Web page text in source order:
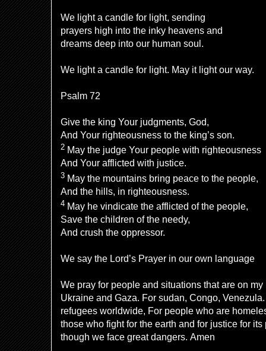
We light a candle for light, sending
prayers high into the inky heavens and
dreams deep into our human soul.
We light a candle for light. May it light our way.
Psalm 72
Give the king Your judgments, God,
And Your righteousness to the king’s son.
2 May the judge Your people with righteousness
And Your afflicted with justice.
3 May the mountains bring peace to the people,
And the hills, in righteousness.
4 May he vindicate the afflicted of the people,
Save the children of the needy,
And crush the oppressor.
We say the Lord’s Prayer in our own language
We pray for people and situations that are on
Ukraine and Gaza. For sudan, Congo,
refugees worldwide, For people who are
those who fight for the earth and for justice for
though we face great dangers. Amen